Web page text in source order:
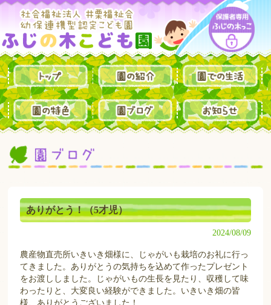
ありがとう！（5才児）
2024/08/09
農産物直売所いきいき畑様に、じゃがいも栽培のお礼に行っ
てきました。ありがとうの気持ちを込めて作ったプレゼント
をお渡ししました。じゃがいもの生長を見たり、収穫して味
わったりと、大変良い経験ができました。いきいき畑の皆
様、ありがとうございました！